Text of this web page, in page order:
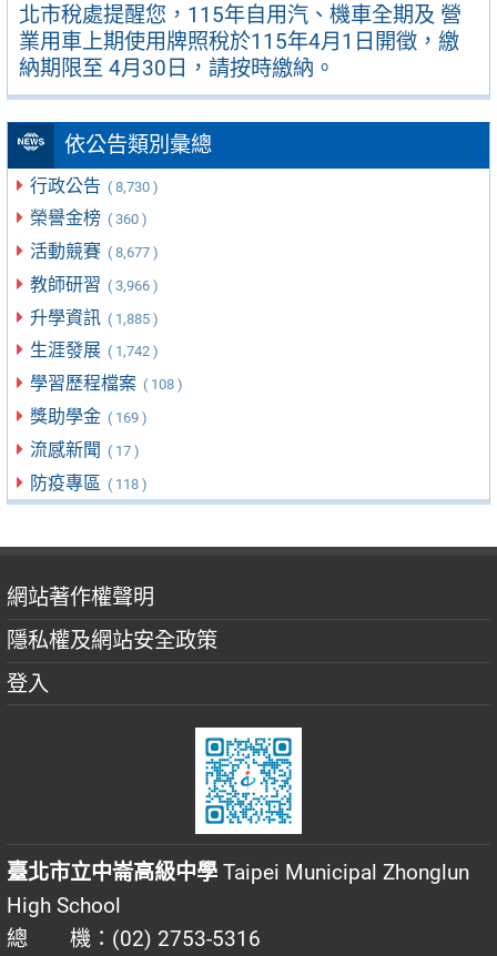
北市稅處提醒您，115年自用汽、機車全期及 營
業用車上期使用牌照稅於115年4月1日開徵，繳
納期限至 4月30日，請按時繳納。
依公告類別彙總
行政公告 ( 8,730 )
榮譽金榜 ( 360 )
活動競賽 ( 8,677 )
教師研習 ( 3,966 )
升學資訊 ( 1,885 )
生涯發展 ( 1,742 )
學習歷程檔案 ( 108 )
獎助學金 ( 169 )
流感新聞 ( 17 )
防疫專區 ( 118 )
網站著作權聲明
隱私權及網站安全政策
登入
臺北市立中崙高級中學 Taipei Municipal Zhonglun
High School
總 機：(02) 2753-5316